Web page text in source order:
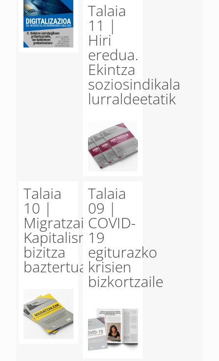
Talaia
11 |
Hiri
eredua.
Ekintza
soziosindikala
lurraldeetatik
Talaia
10 |
Migratzaileak.
Kapitalismoaren
bizitza
baztertuak
Talaia
09 |
COVID-
19
egiturazko
krisien
bizkortzaile